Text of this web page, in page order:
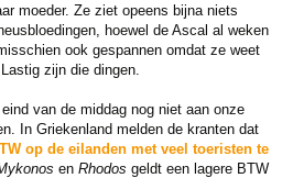
moeder. Ze ziet opeens bijna niets
hoewel de Ascal al weken
ook gespannen omdat ze weet
zijn die dingen.
van de middag nog niet aan onze
In Griekenland melden de kranten dat
op de eilanden met veel toeristen te
en Rhodos geldt een lagere BTW